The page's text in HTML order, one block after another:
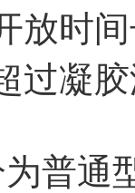
放时
过凝
普通